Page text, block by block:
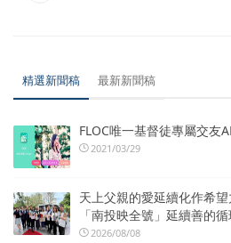
精選新聞稿 最新新聞稿
FLOC唯一基督徒專屬交友
2021/03/29
天上父親的愛延續化作希
「南投映全號」延續善的循
2026/08/08